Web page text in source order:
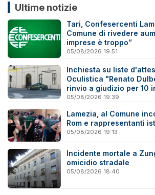
Ultime notizie
Tari, Confesercenti
Comune di rivedere
imprese è troppo”
05/08/2026 19:51
Inchiesta su liste
Oculistica "Renato
rinvio a giudizio per 10
05/08/2026 19:39
Lamezia, al Comune
Rom e rappresentanti
05/08/2026 19:13
Incidente mortale a
omicidio stradale
05/08/2026 18:40